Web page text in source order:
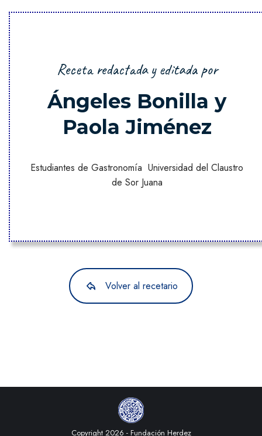
Receta redactada y editada por
Ángeles Bonilla y
Paola Jiménez
Estudiantes de Gastronomía Universidad del Claustro
de Sor Juana
Volver al recetario
Copyright 2026 - Fundación Herdez